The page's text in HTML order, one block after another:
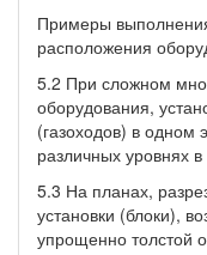
Примеры
расположения
5.2 При сложном
оборудования,
(газоходов) в
различных уровнях
5.3 На планах,
установки (блоки),
упрощенно толстой